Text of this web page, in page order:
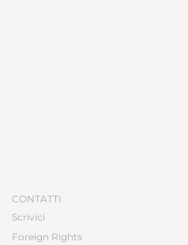
CONTATTI
Scrivici
Foreign Rights